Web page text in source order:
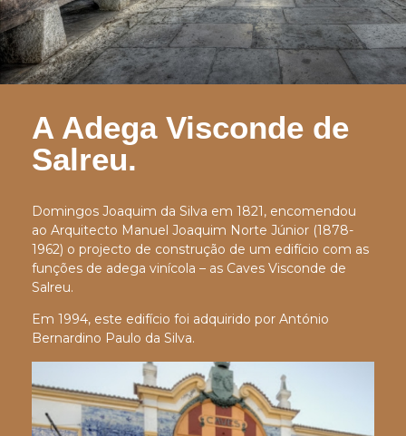
A Adega Visconde de
Salreu.
Domingos Joaquim da Silva em 1821, encomendou
ao Arquitecto Manuel Joaquim Norte Júnior (1878-
1962) o projecto de construção de um edifício com as
funções de adega vinícola – as Caves Visconde de
Salreu.
Em 1994, este edifício foi adquirido por António
Bernardino Paulo da Silva.